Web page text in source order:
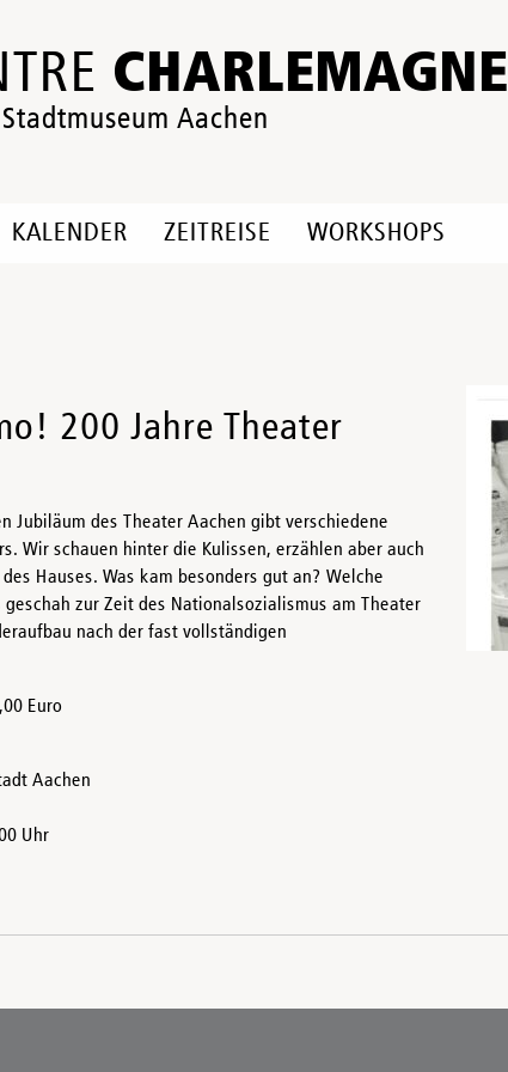
CHARLEMAGNE
Aachen
KALENDER ZEITREISE WORKSHOPS
200 Jahre Theater
Jubiläum des Theater Aachen gibt verschiedene
Wir schauen hinter die Kulissen, erzählen aber auch
Hauses. Was kam besonders gut an? Welche
geschah zur Zeit des Nationalsozialismus am Theater
nach der fast vollständigen
Euro
Aachen
Uhr